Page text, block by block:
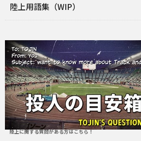
陸上用語集（WIP）
陸上に関する質問がある方はこちら！